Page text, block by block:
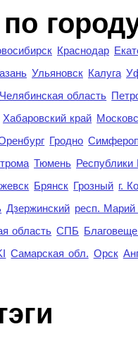
Краснодар
Ульяновск Калуга
Челябинская область
Хабаровский край
Гродно
Тюмень Республики
Брянск Грозный г.
Дзержинский респ.
область СПБ
Самарская обл. Орск